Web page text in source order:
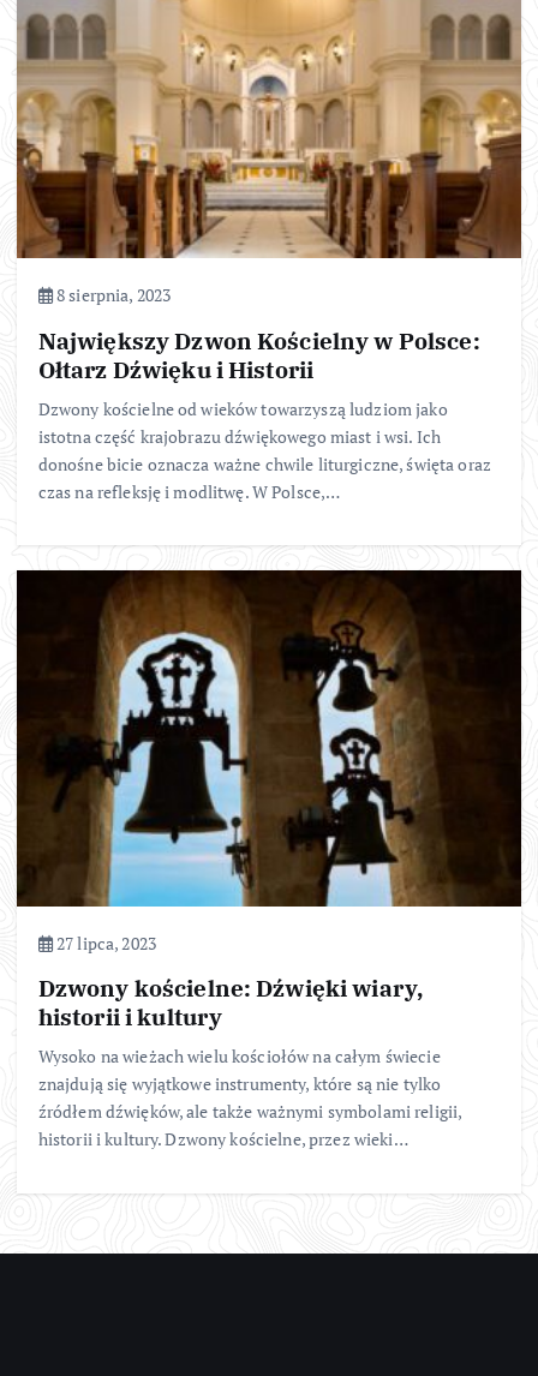
8 sierpnia, 2023
Największy Dzwon Kościelny w Polsce:
Ołtarz Dźwięku i Historii
Dzwony kościelne od wieków towarzyszą ludziom jako
istotna część krajobrazu dźwiękowego miast i wsi. Ich
donośne bicie oznacza ważne chwile liturgiczne, święta oraz
czas na refleksję i modlitwę. W Polsce,…
27 lipca, 2023
Dzwony kościelne: Dźwięki wiary,
historii i kultury
Wysoko na wieżach wielu kościołów na całym świecie
znajdują się wyjątkowe instrumenty, które są nie tylko
źródłem dźwięków, ale także ważnymi symbolami religii,
historii i kultury. Dzwony kościelne, przez wieki…